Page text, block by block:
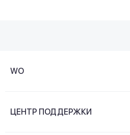
WO
ЦЕНТР ПОДДЕРЖКИ